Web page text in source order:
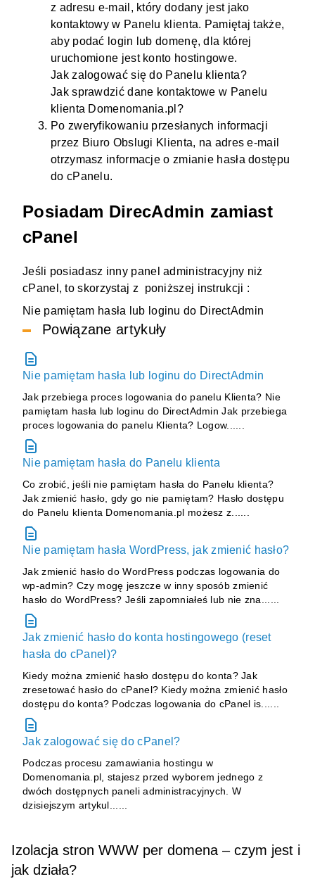
z adresu e-mail, który dodany jest jako
kontaktowy w Panelu klienta. Pamiętaj także,
aby podać login lubdomenę, dla której
uruchomione jest konto hostingowe.
Jak zalogować się do Panelu klienta?
Jak sprawdzić dane kontaktowe w Panelu
klienta Domenomania.pl?
Po zweryfikowaniu przesłanych informacji
przez Biuro Obslugi Klienta, na adres e-mail
otrzymasz informacje o zmianie hasła dostępu
do cPanelu.
Posiadam DirecAdmin zamiast
cPanel
Jeśli posiadasz inny panel administracyjny niż
cPanel, to skorzystaj z poniższej instrukcji :
Nie pamiętam hasła lub loginu do DirectAdmin
Powiązane artykuły
Nie pamiętam hasła lub loginu do DirectAdmin
Jak przebiega proces logowania do panelu Klienta? Nie
pamiętam hasła lub loginu do DirectAdmin Jak przebiega
proces logowania do panelu Klienta? Logow......
Nie pamiętam hasła do Panelu klienta
Co zrobić, jeśli nie pamiętam hasła do Panelu klienta?
Jak zmienić hasło, gdy go nie pamiętam? Hasło dostępu
do Panelu klienta Domenomania.pl możesz z......
Nie pamiętam hasła WordPress, jak zmienić hasło?
Jak zmienić hasło do WordPress podczas logowania do
wp-admin? Czy mogę jeszcze w inny sposób zmienić
hasło do WordPress? Jeśli zapomniałeś lub nie zna......
Jak zmienić hasło do konta hostingowego (reset
hasła do cPanel)?
Kiedy można zmienić hasło dostępu do konta? Jak
zresetować hasło do cPanel? Kiedy można zmienić hasło
dostępu do konta? Podczas logowania do cPanel is......
Jak zalogować się do cPanel?
Podczas procesu zamawiania hostingu w
Domenomania.pl, stajesz przed wyborem jednego z
dwóch dostępnych paneli administracyjnych. W
dzisiejszym artykul......
Izolacja stron WWW per domena – czym jest i
jak działa?